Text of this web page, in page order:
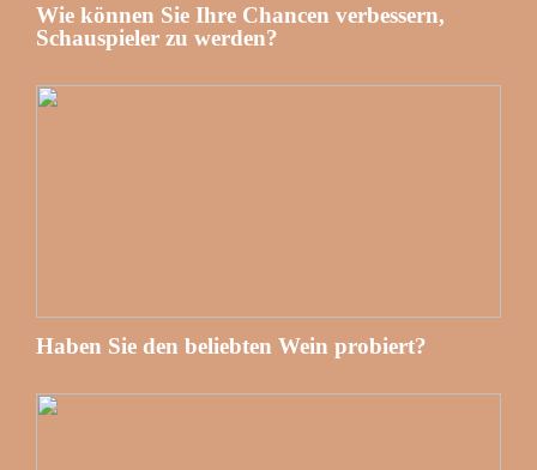
Wie können Sie Ihre Chancen verbessern,
Schauspieler zu werden?
Haben Sie den beliebten Wein probiert?